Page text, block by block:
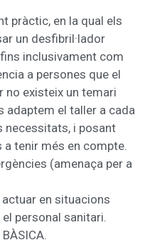
pràctic, en la qual els
un desfibril·lador
inclusivament com
a persones que el
no existeix un temari
adaptem el taller a cada
necessitats, i posant
tenir més en compte.
(amenaça per a
en situacions
personal sanitari.